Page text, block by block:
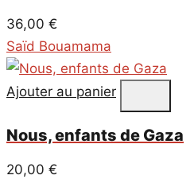
36,00 €
Saïd Bouamama
Ajouter au panier
Nous, enfants de Gaza
20,00 €